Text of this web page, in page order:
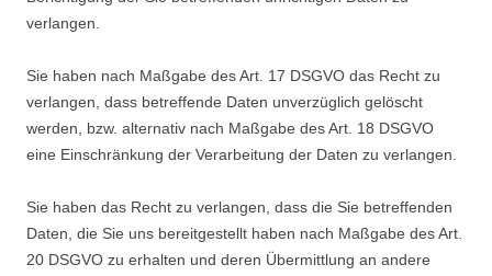
verlangen.
Sie haben nach Maßgabe des Art. 17 DSGVO das Recht zu
verlangen, dass betreffende Daten unverzüglich gelöscht
werden, bzw. alternativ nach Maßgabe des Art. 18 DSGVO
eine Einschränkung der Verarbeitung der Daten zu verlangen.
Sie haben das Recht zu verlangen, dass die Sie betreffenden
Daten, die Sie uns bereitgestellt haben nach Maßgabe des Art.
20 DSGVO zu erhalten und deren Übermittlung an andere